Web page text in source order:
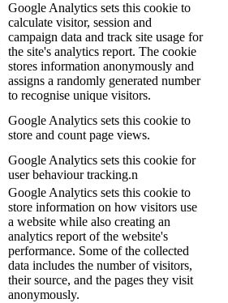
Google Analytics sets this cookie to
calculate visitor, session and
campaign data and track site usage for
the site's analytics report. The cookie
stores information anonymously and
assigns a randomly generated number
to recognise unique visitors.
Google Analytics sets this cookie to
store and count page views.
Google Analytics sets this cookie for
user behaviour tracking.n
Google Analytics sets this cookie to
store information on how visitors use
a website while also creating an
analytics report of the website's
performance. Some of the collected
data includes the number of visitors,
their source, and the pages they visit
anonymously.